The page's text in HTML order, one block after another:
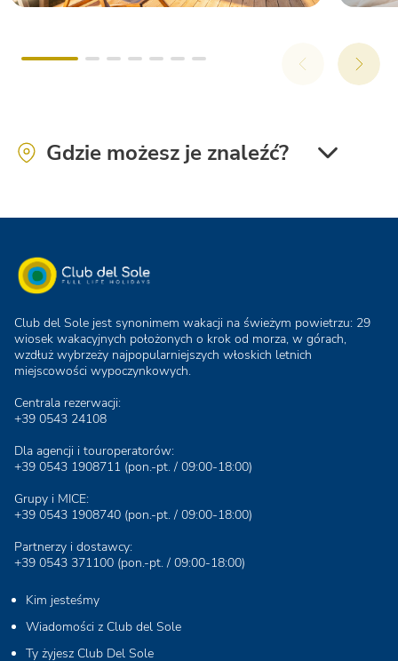
Gdzie możesz je znaleźć?
Stella del Mare Family Collection
Club del Sole jest synonimem wakacji na świeżym powietrzu: 29
wiosek wakacyjnych położonych o krok od morza, w górach,
wzdłuż wybrzeży najpopularniejszych włoskich letnich
miejscowości wypoczynkowych.
Centrala rezerwacji:
+39 0543 24108
Dla agencji i touroperatorów:
+39 0543 1908711 (pon.-pt. / 09:00-18:00)
Grupy i MICE:
+39 0543 1908740 (pon.-pt. / 09:00-18:00)
Partnerzy i dostawcy:
+39 0543 371100 (pon.-pt. / 09:00-18:00)
Kim jesteśmy
Wiadomości z Club del Sole
Ty żyjesz Club Del Sole